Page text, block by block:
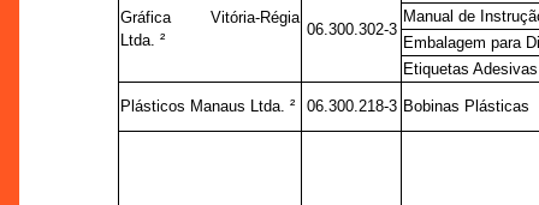
Gráfica Vitória-Régia
Ltda. ²
06.300.302-3
Manual de
Embalagem para
Etiquetas
Plásticos Manaus Ltda. ² 06.300.218-3 Bobinas Plásticas